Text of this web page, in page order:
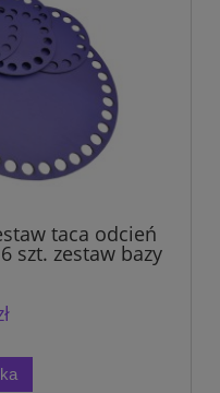
taca odcień
szt. zestaw bazy
20 cm, 10 cm.